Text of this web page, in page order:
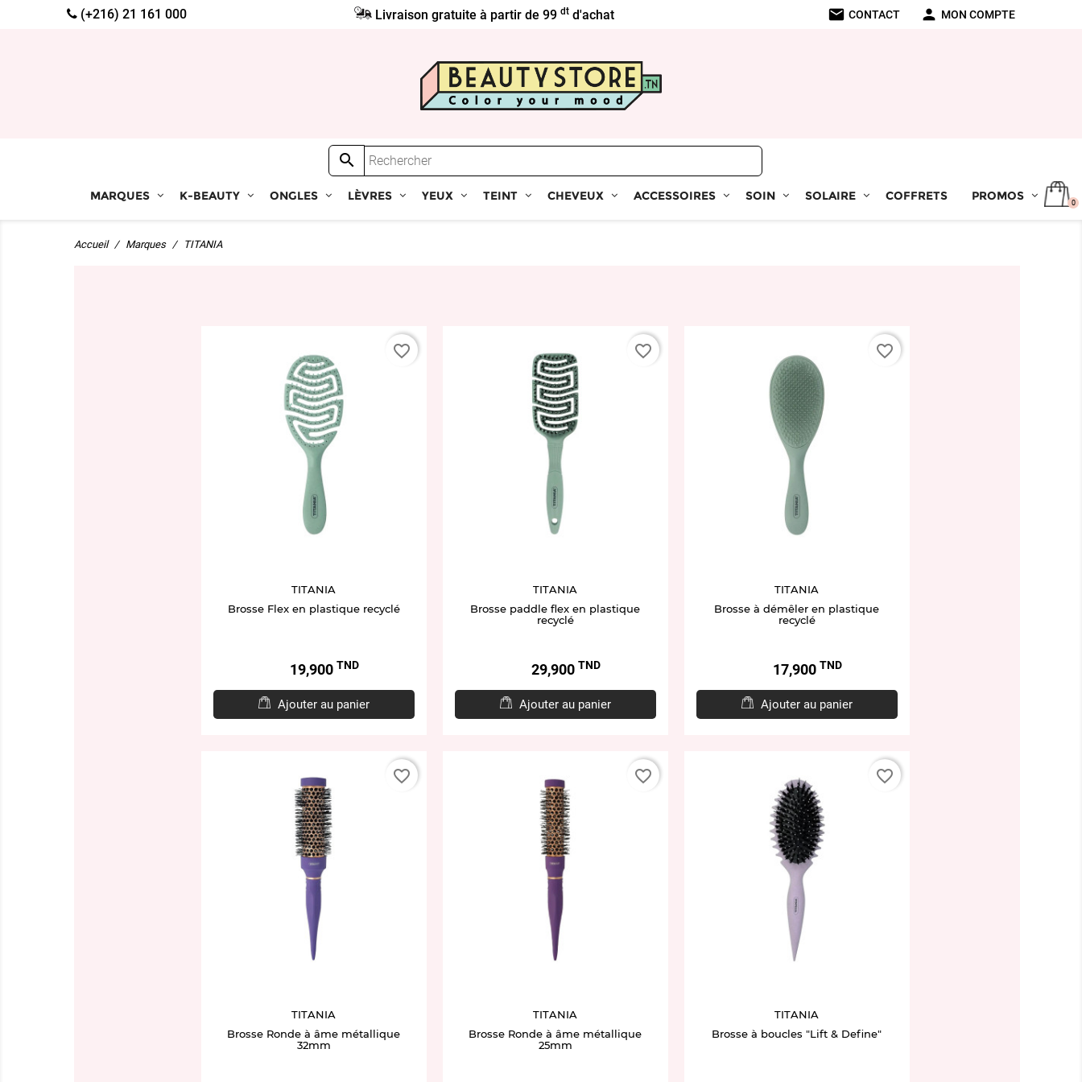
(+216) 21 161 000 Livraison gratuite à partir de 99dt d'achat mail CONTACT person MON COMPTE
MARQUES K-BEAUTY ONGLES LÈVRES YEUX TEINT CHEVEUX ACCESSOIRES SOIN SOLAIRE COFFRETS PROMOS 0

Accueil Marques TITANIA
TITANIA
Brosse Flex en plastique recyclé
Prix19,900 TND
Ajouter au panier
favorite_border
TITANIA
Brosse paddle flex en plastique
recyclé
Prix29,900 TND
Ajouter au panier
favorite_border
TITANIA
Brosse à démêler en plastique
recyclé
Prix17,900 TND
Ajouter au panier
favorite_border
TITANIA
Brosse Ronde à âme métallique
32mm
favorite_border
TITANIA
Brosse Ronde à âme métallique
25mm
favorite_border
TITANIA
Brosse à boucles "Lift & Define"
favorite_border